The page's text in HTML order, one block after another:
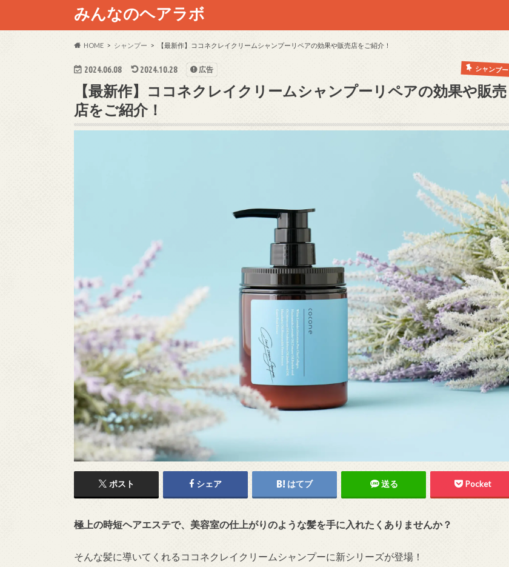
みんなのヘアラボ
HOME シャンプー 【最新作】ココネクレイクリームシャンプーリペアの効果や販売店をご紹介！
2024.06.08 2024.10.28 シャンプー
広告
【最新作】ココネクレイクリームシャンプーリペアの効果や販売
店をご紹介！
ポスト シェア はてブ 送る Pocket
極上の時短ヘアエステで、美容室の仕上がりのような髪を手に入れたくありませんか？
そんな髪に導いてくれるココネクレイクリームシャンプーに新シリーズが登場！